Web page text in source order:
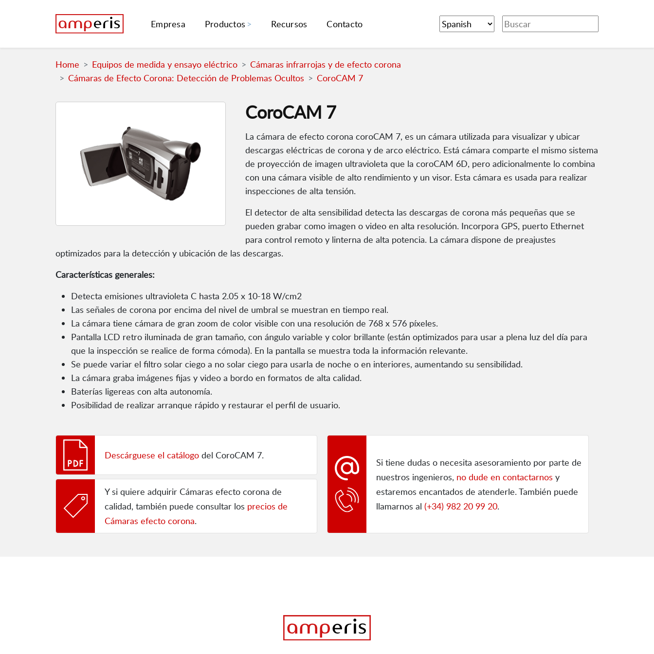
Empresa Productos Recursos Contacto
Home Equipos de medida y ensayo eléctrico
Cámaras infrarrojas y de efecto corona
Cámaras de Efecto Corona: Detección de Problemas Ocultos
CoroCAM 7
CoroCAM 7
La cámara de efecto corona coroCAM 7, es un cámara utilizada para visualizar y ubicar
descargas eléctricas de corona y de arco eléctrico. Está cámara comparte el mismo sistema
de proyección de imagen ultravioleta que la coroCAM 6D, pero adicionalmente lo combina
con una cámara visible de alto rendimiento y un visor. Esta cámara es usada para realizar
inspecciones de alta tensión.
El detector de alta sensibilidad detecta las descargas de corona más pequeñas que se
pueden grabar como imagen o video en alta resolución. Incorpora GPS, puerto Ethernet
para control remoto y linterna de alta potencia. La cámara dispone de preajustes
optimizados para la detección y ubicación de las descargas.
Características generales:
Detecta emisiones ultravioleta C hasta 2.05 x 10-18 W/cm2
Las señales de corona por encima del nivel de umbral se muestran en tiempo real.
La cámara tiene cámara de gran zoom de color visible con una resolución de 768 x 576 píxeles.
Pantalla LCD retro iluminada de gran tamaño, con ángulo variable y color brillante (están optimizados para usar a plena luz del día para
que la inspección se realice de forma cómoda). En la pantalla se muestra toda la información relevante.
Se puede variar el filtro solar ciego a no solar ciego para usarla de noche o en interiores, aumentando su sensibilidad.
La cámara graba imágenes fijas y video a bordo en formatos de alta calidad.
Baterías ligereas con alta autonomía.
Posibilidad de realizar arranque rápido y restaurar el perfil de usuario.
Descárguese el catálogo del CoroCAM 7.
Y si quiere adquirir Cámaras efecto corona de
calidad, también puede consultar los precios de
Cámaras efecto corona.
Si tiene dudas o necesita asesoramiento por parte de
nuestros ingenieros, no dude en contactarnos y
estaremos encantados de atenderle. También puede
llamarnos al (+34) 982 20 99 20.